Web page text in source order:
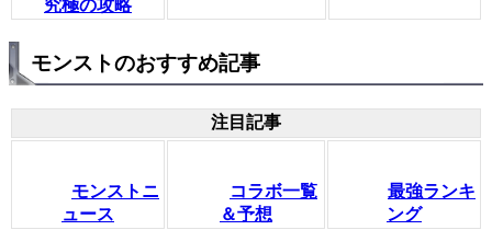
究極の攻略
モンストのおすすめ記事
注目記事
モンストニ
ュース
コラボ一覧
＆予想
最強ランキ
ング